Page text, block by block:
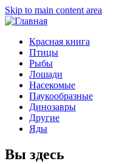
Skip to main content area
Красная книга
Птицы
Рыбы
Лошади
Насекомые
Паукообразные
Динозавры
Другие
Яды
Вы здесь